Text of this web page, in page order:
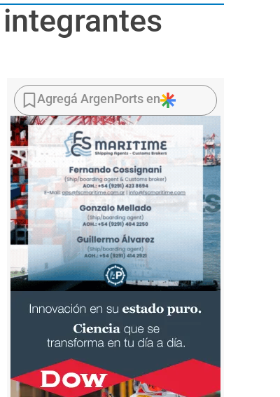
Agregá ArgenPorts en